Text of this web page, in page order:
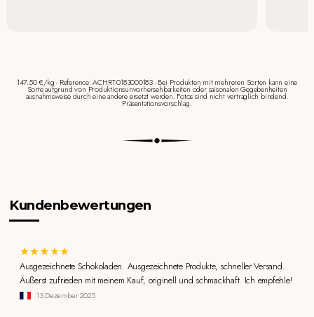
147.50 €/kg - Reference: ACHRT-0183000183 - Bei Produkten mit mehreren Sorten kann eine
Sorte aufgrund von Produktionsunvorhersehbarkeiten oder saisonalen Gegebenheiten
ausnahmsweise durch eine andere ersetzt werden. Fotos sind nicht vertraglich bindend.
Präsentationsvorschlag.
Kundenbewertungen
Ausgezeichnete Schokoladen. Ausgezeichnete Produkte, schneller Versand.
Äußerst zufrieden mit meinem Kauf, originell und schmackhaft. Ich empfehle!
13 Dezember 2025